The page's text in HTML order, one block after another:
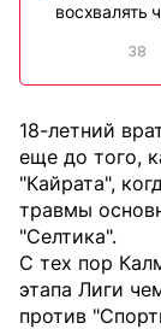
восхвалять
38
18-летний
еще до того,
"Кайрата",
травмы
"Селтика".
С тех пор
этапа Лиги
против